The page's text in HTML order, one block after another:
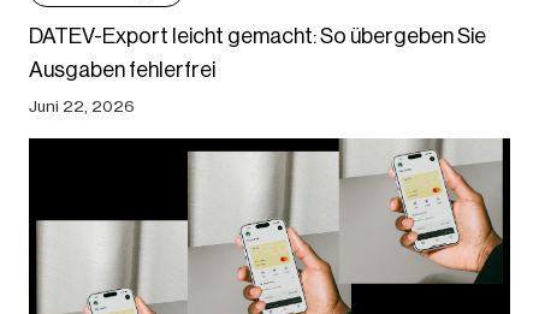
DATEV-Export leicht gemacht: So übergeben Sie
Ausgaben fehlerfrei
Juni 22, 2026